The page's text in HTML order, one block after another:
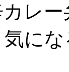
レ
に